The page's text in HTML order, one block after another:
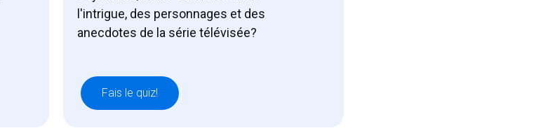
l'intrigue, des personnages et des
anecdotes de la série télévisée?
Fais le quiz!